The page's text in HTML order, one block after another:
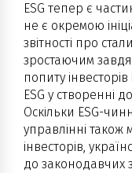
ESG тепер є
не є окремою
звітності про
зростаючим
попиту
ESG у створенні
Оскільки ESG-
управлінні
інвесторів,
до законодавчих